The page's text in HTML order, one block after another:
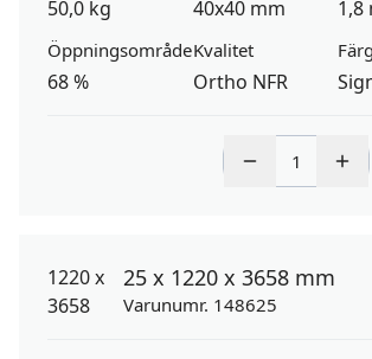
50,0 kg 40x40 mm 1,8
Öppningsområde
68 %
Kvalitet
Ortho NFR
Färg
25 x 1220 x 3658 mm
Varunumr. 148625